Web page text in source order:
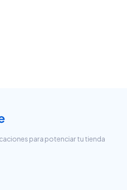
para potenciar tu tienda